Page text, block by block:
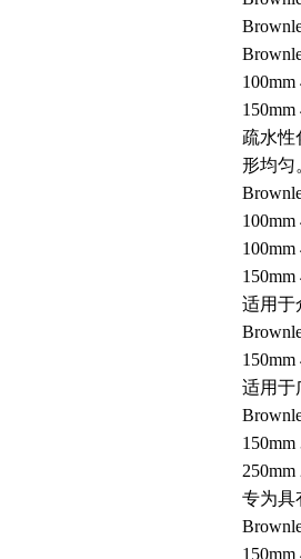
疏水性
形均匀
适用于
适用于
专为具